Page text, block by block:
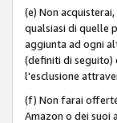
(e) Non
qualsiasi di quelle
aggiunta ad ogni
(definiti di seguito)
l'esclusione
(f) Non farai
Amazon o dei suoi